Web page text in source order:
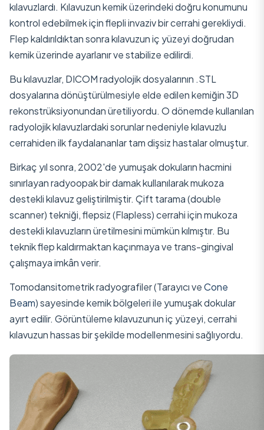
kılavuzlardı. Kılavuzun kemik üzerindeki doğru konumunu
kontrol edebilmek için flepli invaziv bir cerrahi gerekliydi.
Flep kaldırıldıktan sonra kılavuzun iç yüzeyi doğrudan
kemik üzerinde ayarlanır ve stabilize edilirdi.
Bu kılavuzlar, DICOM radyolojik dosyalarının .STL
dosyalarına dönüştürülmesiyle elde edilen kemiğin 3D
rekonstrüksiyonundan üretiliyordu. O dönemde kullanılan
radyolojik kılavuzlardaki sorunlar nedeniyle kılavuzlu
cerrahiden ilk faydalananlar tam dişsiz hastalar olmuştur.
Birkaç yıl sonra, 2002'de yumuşak dokuların hacmini
sınırlayan radyoopak bir damak kullanılarak mukoza
destekli kılavuz geliştirilmiştir. Çift tarama (double
scanner) tekniği, flepsiz (Flapless) cerrahi için mukoza
destekli kılavuzların üretilmesini mümkün kılmıştır. Bu
teknik flep kaldırmaktan kaçınmaya ve trans-gingival
çalışmaya imkân verir.
Tomodansitometrik radyografiler (Tarayıcı veCone
Beam) sayesinde kemik bölgeleri ile yumuşak dokular
ayırt edilir. Görüntüleme kılavuzunun iç yüzeyi, cerrahi
kılavuzun hassas bir şekilde modellenmesini sağlıyordu.